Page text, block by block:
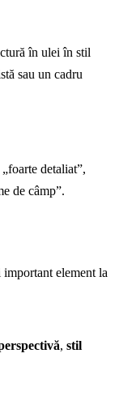
în ulei în stil
sau un cadru
detaliat”,
de câmp”.
element la
, stil